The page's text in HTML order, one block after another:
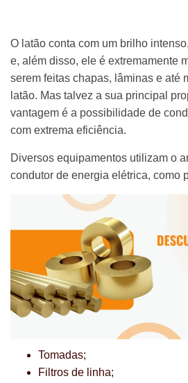
O latão conta com um brilho
e, além disso, ele é extremamente
serem feitas chapas, lâminas e até
latão. Mas talvez a sua principal
vantagem é a possibilidade de
com extrema eficiência.
Diversos equipamentos utilizam o
condutor de energia elétrica, como
Tomadas;
Filtros de linha;